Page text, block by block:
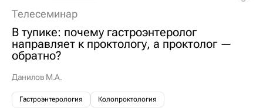
Телесеминар
В тупике: почему гастроэнтеролог
направляет к проктологу, а проктолог —
обратно?
Данилов М.А.
Гастроэнтерология Колопроктология